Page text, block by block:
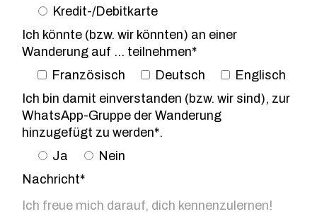
Kredit-/Debitkarte
Ich könnte (bzw. wir könnten) an einer
Wanderung auf ... teilnehmen*
Französisch
Deutsch
Englisch
Ich bin damit einverstanden (bzw. wir sind), zur
WhatsApp-Gruppe der Wanderung
hinzugefügt zu werden*.
Ja
Nein
Nachricht*